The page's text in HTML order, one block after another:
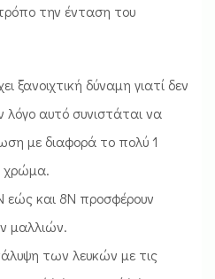
την ένταση του
ξανοιχτική δύναμη γιατί δεν
λόγο αυτό συνιστάται να
με διαφορά το πολύ 1
χρώμα.
εώς και 8Ν προσφέρουν
μαλλιών.
των λευκών με τις